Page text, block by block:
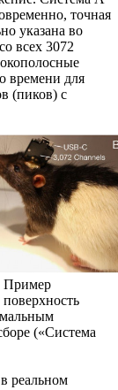
точная
указана во
всех 3072
времени для
(пиков) с
Пример
(«Система
реальном